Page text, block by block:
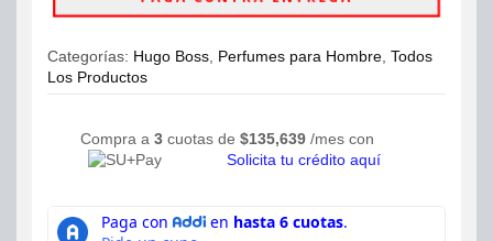
100ml
cantidad
Categorías: Hugo Boss Perfumes para Hombre Todos
Los Productos
Compra a 3 cuotas de $135,639 /mes con
Solicita tu crédito aquí